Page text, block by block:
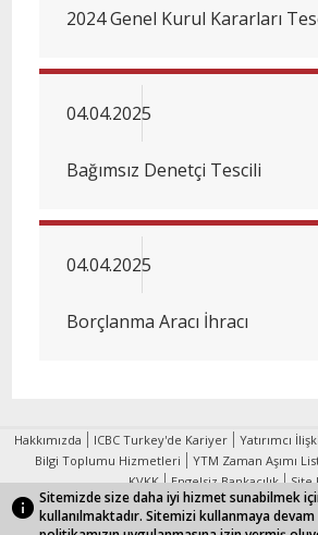
Sitemizde size daha iyi hizmet sunabilmek
kullanılmaktadır. Sitemizi kullanmaya
2024 Genel Kurul Kararları
04.04.2025
Bağımsız Denetçi Tescili
04.04.2025
Borçlanma Aracı İhracı
Hakkımızda ICBC Turkey'de Kariyer Yatırımcı
Bilgi Toplumu Hizmetleri
YTM Zaman Aşımı
KVKK
Engelsiz Bankacılık Site
ICBC Turkey birICBC kuruluşudur.